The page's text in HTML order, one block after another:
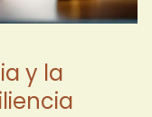
y la